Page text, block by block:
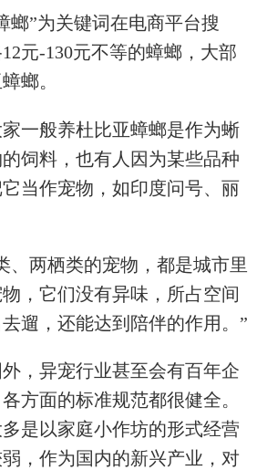
螂”为关键词在电商平台搜
元-130元不等的蟑螂，大部
螂。
一般养杜比亚蟑螂是作为蜥
饲料，也有人因为某些品种
当作宠物，如印度问号、丽
、两栖类的宠物，都是城市里
，它们没有异味，所占空间
遛，还能达到陪伴的作用。”
，异宠行业甚至会有百年企
方面的标准规范都很健全。
是以家庭小作坊的形式经营
，作为国内的新兴产业，对